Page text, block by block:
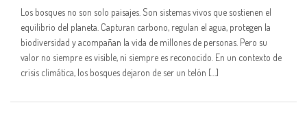
Los bosques no son solo paisajes. Son sistemas vivos que sostienen el
equilibrio del planeta. Capturan carbono, regulan el agua, protegen la
biodiversidad y acompañan la vida de millones de personas. Pero su
valor no siempre es visible, ni siempre es reconocido. En un contexto de
crisis climática, los bosques dejaron de ser un telón […]